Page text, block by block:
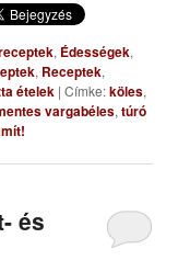
, Édességek,
, Receptek,
ételek |Címke:köles,
vargabéles,túró
és